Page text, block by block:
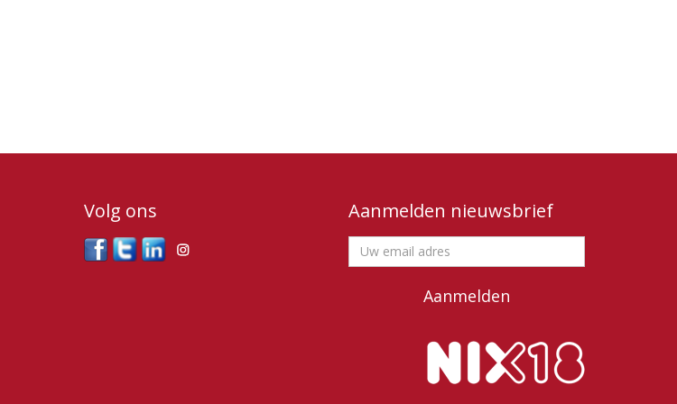
Volg ons Aanmelden nieuwsbrief